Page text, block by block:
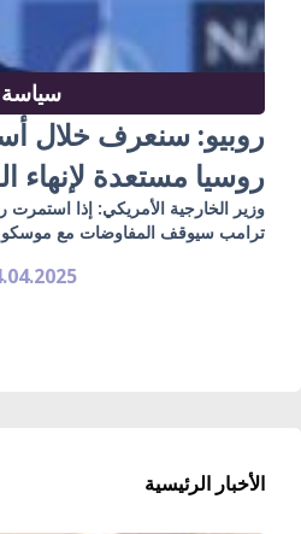
سياسة
روبيو: سنعرف خلال
روسيا مستعدة لإنهاء
وزير الخارجية الأمريكي: إذا
ترامب سيوقف المفاوضات مع موسكو
الأخبار الرئيسية